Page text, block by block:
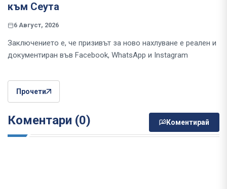
към Сеута
6 Август, 2026
Заключението е, че призивът за ново нахлуване е реален и
документиран във Facebook, WhatsApp и Instagram
Прочети
Коментари (0) Коментирай